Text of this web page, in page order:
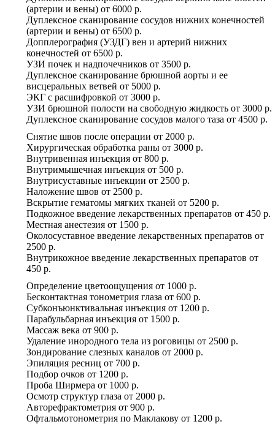
(артерии и вены) от 6000 р.
Дуплексное сканирование сосудов нижних конечностей
(артерии и вены) от 6500 р.
Допплерография (УЗДГ) вен и артерий нижних
конечностей от 6500 р.
УЗИ почек и надпочечников от 3500 р.
Дуплексное сканирование брюшной аорты и ее
висцеральных ветвей от 5000 р.
ЭКГ с расшифровкой от 3000 р.
УЗИ брюшной полости на свободную жидкость от 3000 р.
Дуплексное сканирование сосудов малого таза от 4500 р.
Снятие швов после операции от 2000 р.
Хирургическая обработка раны от 3000 р.
Внутривенная инъекция от 800 р.
Внутримышечная инъекция от 500 р.
Внутрисуставные инъекции от 2500 р.
Наложение швов от 2500 р.
Вскрытие гематомы мягких тканей от 5200 р.
Подкожное введение лекарственных препаратов от 450 р.
Местная анестезия от 1500 р.
Околосуставное введение лекарственных препаратов от
2500 р.
Внутрикожное введение лекарственных препаратов от
450 р.
Определение цветоощущения от 1000 р.
Бесконтактная тонометрия глаза от 600 р.
Субконъюнктивальная инъекция от 1200 р.
Парабульбарная инъекция от 1500 р.
Массаж века от 900 р.
Удаление инородного тела из роговицы от 2500 р.
Зондирование слезных каналов от 2000 р.
Эпиляция ресниц от 700 р.
Подбор очков от 1200 р.
Проба Ширмера от 1000 р.
Осмотр структур глаза от 2000 р.
Авторефрактометрия от 900 р.
Офтальмотонометрия по Маклакову от 1200 р.